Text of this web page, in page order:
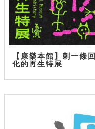
【康樂本館】刺一條
化的再生特展